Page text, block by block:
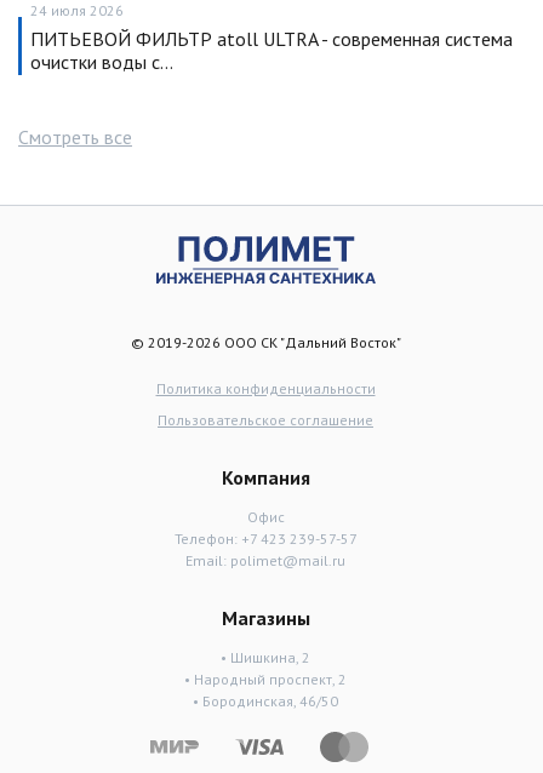
24 июля 2026
ПИТЬЕВОЙ ФИЛЬТР atoll ULTRA - современная система
очистки воды с…
Смотреть все
© 2019-2026 ООО СК "Дальний Восток"
Политика конфиденциальности
Пользовательское соглашение
Компания
Офис
Телефон: +7 423 239-57-57
Email: polimet@mail.ru
Магазины
• Шишкина, 2
• Народный проспект, 2
• Бородинская, 46/50